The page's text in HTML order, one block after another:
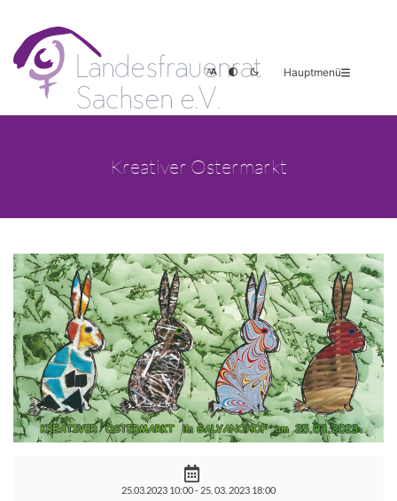
Hauptmenü
Kreativer Ostermarkt
25.03.2023 10:00 - 25. 03. 2023 18:00